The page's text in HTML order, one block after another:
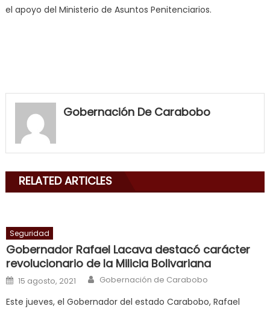
el apoyo del Ministerio de Asuntos Penitenciarios.
my
neighbor
mouth
delicious
will
smith
is
cuckold,
nice
Gobernación De Carabobo
RELATED ARTICLES
Seguridad
Gobernador Rafael Lacava destacó carácter
revolucionario de la Milicia Bolivariana
Posted on
15 agosto, 2021 Author
Gobernación de Carabobo
Este jueves, el Gobernador del estado Carabobo, Rafael